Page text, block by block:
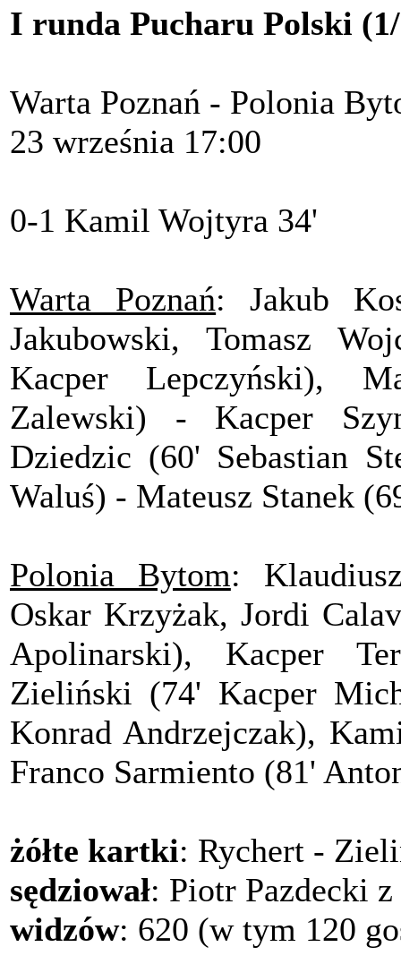
I runda Pucharu Polski
Warta Poznań - Polonia
23 września 17:00
0-1 Kamil Wojtyra 34'
Warta Poznań: Jakub
Jakubowski, Tomasz
Kacper Lepczyński),
Zalewski) - Kacper
Dziedzic (60' Sebastian
Waluś) - Mateusz Stanek
Polonia Bytom:
Oskar Krzyżak, Jordi
Apolinarski), Kacper
Zieliński (74' Kacper
Konrad Andrzejczak),
Franco Sarmiento (81'
żółte kartki: Rychert -
sędziował: Piotr Pazdecki
widzów: 620 (w tym 120